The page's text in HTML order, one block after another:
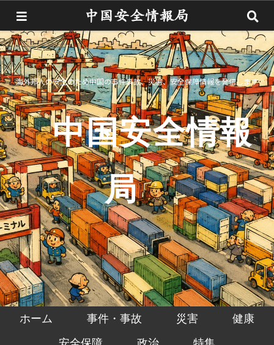
海外邦人の安全のため中国の事件事故、災害、安全保障情報を発信します
中国安全情報
局
ホーム 事件・事故 災害
健康